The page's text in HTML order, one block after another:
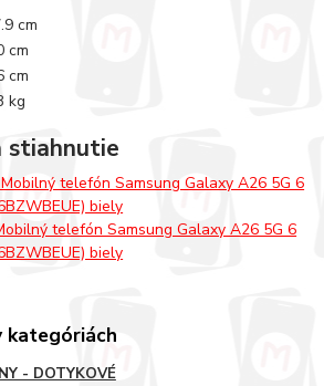
cm
cm
cm
kg
stiahnutie
telefón Samsung Galaxy A26 5G 6
biely
telefón Samsung Galaxy A26 5G 6
biely
kategóriách
- DOTYKOVÉ